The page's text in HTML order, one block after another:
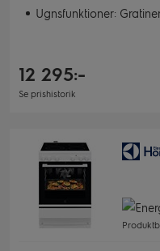
Ugnsfunktioner: Gratinering, Konventionell/traditionell
12 295:-
Se prishistorik